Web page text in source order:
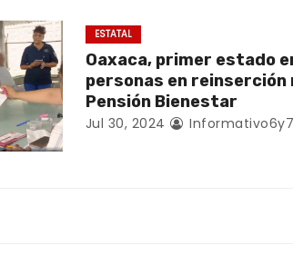
ESTATAL
Oaxaca, primer estado
personas en reinserción
Pensión Bienestar
Jul 30, 2024 Informativo6y7